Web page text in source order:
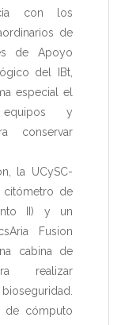
con los
de
de Apoyo
del IBt,
especial el
y
conservar
la UCySC-
citómetro de
II) y un
Fusion
cabina de
realizar
de cómputo